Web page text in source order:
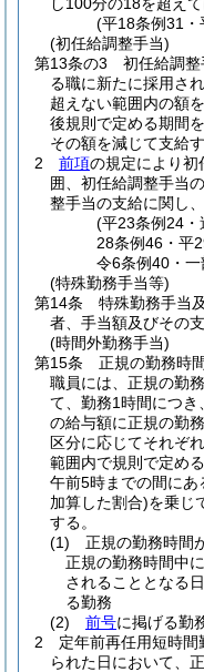
(平18条例31・
(初任給調整手当)
第13条の3
初任給調
る職に新たに採用さ
超えない範囲内の額
後規則で定める期間
その額を減じて支給す
2
前項の規定により初
囲、初任給調整手当
整手当の支給に関し
(平23条例24
28条例46・平
令6条例40・一
(特殊勤務手当等)
第14条
特殊勤務手当
者、手当額及びその
(時間外勤務手当)
第15条
正規の勤務時
職員には、正規の勤
て、勤務1時間につき、
の給与額に正規の勤
区分に応じてそれぞ
範囲内で規則で定め
午前5時までの間に
加算した割合)を乗じ
する。
(1)
正規の勤務時間
正規の勤務時間中
されることとなる日
る勤務
(2)
前号に掲げる勤
2
定年前再任用短時
られた日において、